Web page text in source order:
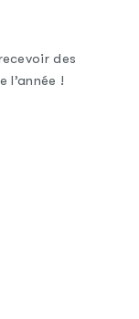
des
!